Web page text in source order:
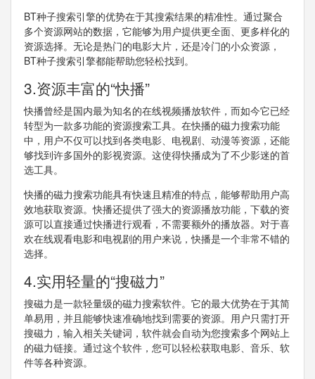
BT种子搜索引擎的优势在于其搜索结果的精准性。通过聚合
多个资源网站的数据，它能够为用户提供更全面、更多样化的
资源选择。无论是热门的电影大片，还是冷门的小众资源，
BT种子搜索引擎都能帮助您轻松找到。
3.资源丰富的“快播”
快播曾经是国内最为知名的在线视频播放软件，而如今它已经
转型为一款多功能的资源搜索工具。在快播的磁力搜索功能
中，用户不仅可以找到各类电影、电视剧、动漫等资源，还能
够找到许多国外的影视资源。这使得快播成为了不少影迷的首
选工具。
快播的磁力搜索功能具有快速且精准的特点，能够帮助用户高
效地获取资源。快播还提供了强大的资源播放功能，下载的资
源可以直接通过快播进行观看，不需要额外的播放器。对于喜
欢在线观看电影和电视剧的用户来说，快播是一个非常不错的
选择。
4.实用轻量的“搜磁力”
搜磁力是一款轻量级的磁力搜索软件。它的最大优势在于其简
单易用，并且能够快速准确地找到需要的资源。用户只需打开
搜磁力，输入相关关键词，软件就会自动为您搜索多个网站上
的磁力链接。通过这个软件，您可以轻松获取电影、音乐、软
件等各种资源。